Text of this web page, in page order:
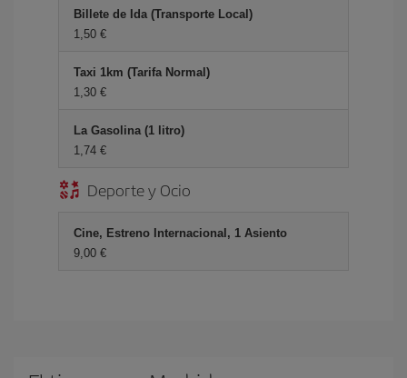
Billete de Ida (Transporte Local)
1,50 €
Taxi 1km (Tarifa Normal)
1,30 €
La Gasolina (1 litro)
1,74 €
Deporte y Ocio
Cine, Estreno Internacional, 1 Asiento
9,00 €